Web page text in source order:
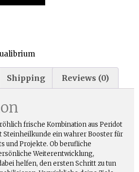
Shipping Reviews (0)
frische Kombination aus Peridot
Steinheilkunde ein wahrer Booster für
und Projekte. Ob berufliche
Weiterentwicklung,
helfen, den ersten Schritt zu tun